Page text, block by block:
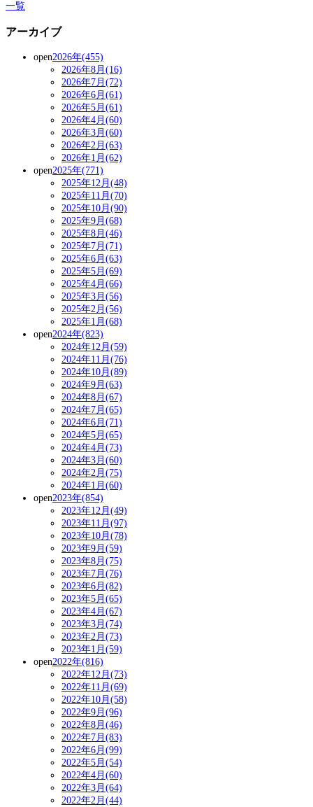
一覧
アーカイブ
open2026年(455)
2026年8月(16)
2026年7月(72)
2026年6月(61)
2026年5月(61)
2026年4月(60)
2026年3月(60)
2026年2月(63)
2026年1月(62)
open2025年(771)
2025年12月(48)
2025年11月(70)
2025年10月(90)
2025年9月(68)
2025年8月(46)
2025年7月(71)
2025年6月(63)
2025年5月(69)
2025年4月(66)
2025年3月(56)
2025年2月(56)
2025年1月(68)
open2024年(823)
2024年12月(59)
2024年11月(76)
2024年10月(89)
2024年9月(63)
2024年8月(67)
2024年7月(65)
2024年6月(71)
2024年5月(65)
2024年4月(73)
2024年3月(60)
2024年2月(75)
2024年1月(60)
open2023年(854)
2023年12月(49)
2023年11月(97)
2023年10月(78)
2023年9月(59)
2023年8月(75)
2023年7月(76)
2023年6月(82)
2023年5月(65)
2023年4月(67)
2023年3月(74)
2023年2月(73)
2023年1月(59)
open2022年(816)
2022年12月(73)
2022年11月(69)
2022年10月(58)
2022年9月(96)
2022年8月(46)
2022年7月(83)
2022年6月(99)
2022年5月(54)
2022年4月(60)
2022年3月(64)
2022年2月(44)